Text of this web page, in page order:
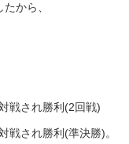
から、
戦され勝利(2回戦)
戦され勝利(準決勝)。